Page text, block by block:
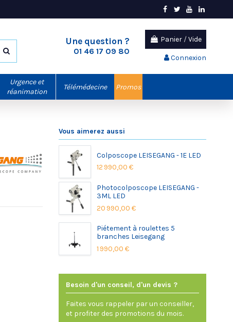
Une question ?
01 46 17 09 80
Panier /Vide
Connexion
Urgence et
réanimation
Télémédecine Promos
Vous aimerez aussi
Colposcope LEISEGANG - 1E LED
12 990,00 €
Photocolposcope LEISEGANG -
3ML LED
20 990,00 €
Piétement à roulettes 5
branches Leisegang
1 990,00 €
Besoin d'un conseil, d'un devis ?
Faites vous rappeler par un conseiller,
et profiter des promotions du mois.